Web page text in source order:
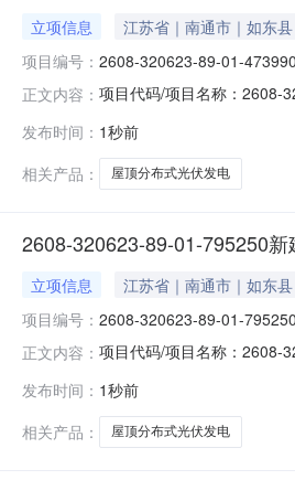
立项信息
江苏省｜南通市｜如东县
项目编号： 2608-320623-89-01-473990
正文内容： 项目代码/项目名称：2608-
发布时间： 1秒前
相关产品：
屋顶分布式光伏发电
2608-320623-89-01-795250
立项信息
江苏省｜南通市｜如东县
项目编号： 2608-320623-89-01-795250
正文内容： 项目代码/项目名称：2608-
发布时间： 1秒前
相关产品：
屋顶分布式光伏发电